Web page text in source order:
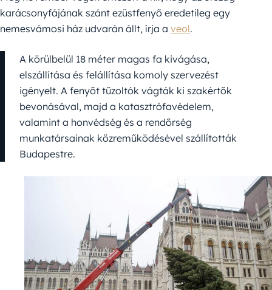
karácsonyfájának szánt ezüstfenyő eredetileg egy
nemesvámosi ház udvarán állt, írja a veol.
A körülbelül 18 méter magas fa kivágása,
elszállítása és felállítása komoly szervezést
igényelt. A fenyőt tűzoltók vágták ki szakértők
bevonásával, majd a katasztrófavédelem,
valamint a honvédség és a rendőrség
munkatársainak közreműködésével szállították
Budapestre.